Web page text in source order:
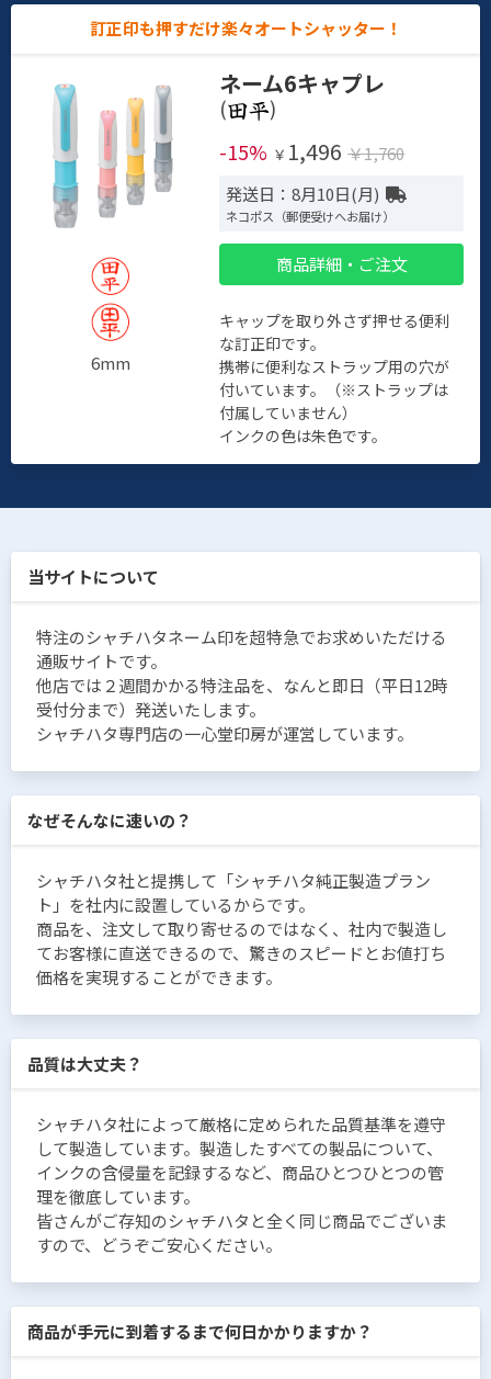
訂正印も押すだけ楽々オートシャッター！
6mm
ネーム6キャプレ
(
)
-15% ￥ 1,496 ￥1,760
発送日：8月10日(月)
ネコポス（郵便受けへお届け）
商品詳細・ご注文
キャップを取り外さず押せる便利
な訂正印です。
携帯に便利なストラップ用の穴が
付いています。（※ストラップは
付属していません）
インクの色は朱色です。
当サイトについて
特注のシャチハタネーム印を超特急でお求めいただける
通販サイトです。
他店では２週間かかる特注品を、なんと即日（平日12時
受付分まで）発送いたします。
シャチハタ専門店の一心堂印房が運営しています。
なぜそんなに速いの？
シャチハタ社と提携して「シャチハタ純正製造プラン
ト」を社内に設置しているからです。
商品を、注文して取り寄せるのではなく、社内で製造し
てお客様に直送できるので、驚きのスピードとお値打ち
価格を実現することができます。
品質は大丈夫？
シャチハタ社によって厳格に定められた品質基準を遵守
して製造しています。製造したすべての製品について、
インクの含侵量を記録するなど、商品ひとつひとつの管
理を徹底しています。
皆さんがご存知のシャチハタと全く同じ商品でございま
すので、どうぞご安心ください。
商品が手元に到着するまで何日かかりますか？